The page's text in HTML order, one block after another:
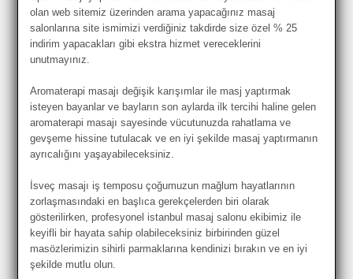
olan web sitemiz üzerinden arama yapacağınız masaj
salonlarına site ismimizi verdiğiniz takdirde size özel % 25
indirim yapacakları gibi ekstra hizmet vereceklerini
unutmayınız.
Aromaterapi masajı değişik karışımlar ile masj yaptırmak
isteyen bayanlar ve bayların son aylarda ilk tercihi haline gelen
aromaterapi masajı sayesinde vücutunuzda rahatlama ve
gevşeme hissine tutulacak ve en iyi şekilde masaj yaptırmanın
ayrıcalığını yaşayabileceksiniz.
İsveç masajı iş temposu çoğumuzun mağlum hayatlarının
zorlaşmasındaki en başlıca gerekçelerden biri olarak
gösterilirken, profesyonel istanbul masaj salonu ekibimiz ile
keyifli bir hayata sahip olabileceksiniz birbirinden güzel
masözlerimizin sihirli parmaklarına kendinizi bırakın ve en iyi
şekilde mutlu olun.